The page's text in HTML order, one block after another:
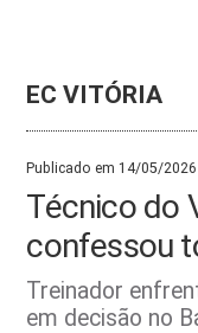
EC VITÓRIA
Publicado em 14/05/
Técnico do
confessou
Treinador
em decisão no